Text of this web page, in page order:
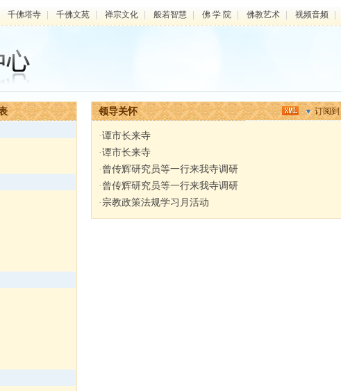
千佛塔寺 千佛文苑 禅宗文化 般若智慧 佛 学 院 佛教艺术 视频音频
订阅到
领导关怀
·谭市长来寺
·谭市长来寺
· 曾传辉研究员等一行来我寺调研
· 曾传辉研究员等一行来我寺调研
·宗教政策法规学习月活动